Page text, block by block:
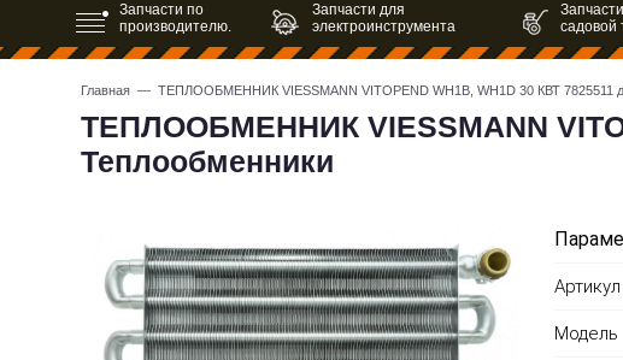
Запчасти по
производителю.
Запчасти для
электроинструмента
садовой
Главная — ТЕПЛООБМЕННИК VIESSMANN VITOPEND WH1B, WH1D 30 КВТ 7825511
ТЕПЛООБМЕННИК VIESSMANN
Теплообменники
Артикул
Модель